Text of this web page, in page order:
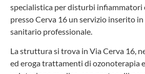
specialistica per disturbi infiammatori
presso Cerva 16 un servizio inserito
sanitario professionale.
La struttura si trova in Via Cerva 16,
ed eroga trattamenti di ozonoterapia